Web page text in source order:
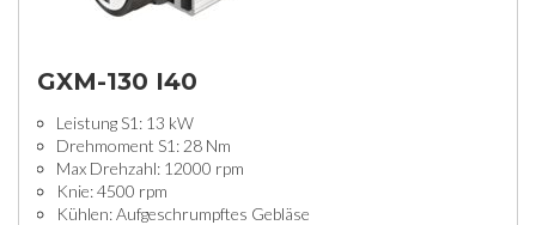
GXM-130 I40
Leistung S1: 13 kW
Drehmoment S1: 28 Nm
Max Drehzahl: 12000 rpm
Knie: 4500 rpm
Kühlen: Aufgeschrumpftes Gebläse